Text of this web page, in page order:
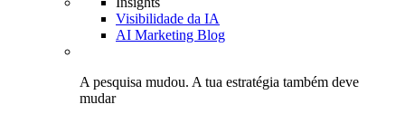
Visibilidade da IA
AI Marketing Blog
A pesquisa mudou. A tua estratégia também deve
mudar